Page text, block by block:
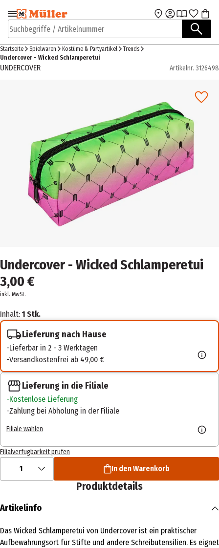
Zur Navigation
springen
Zum Hauptinhalt
Suchbegriffe / Artikelnummer
Startseite Spielwaren Kostüme & Partyartikel
Trends
Undercover - Wicked Schlamperetui
UNDERCOVER Artikelnr. 3126498
Undercover - Wicked Schlamperetui
3,00 €
inkl. MwSt.
Inhalt: 1 Stk.
Lieferung nach Hause
Lieferbar in 2 - 3 Werktagen
Versandkostenfrei ab 49,00 €
Lieferung in die Filiale
Kostenlose Lieferung
Zahlung bei Abholung in der Filiale
Filiale wählen
Filialverfügbarkeit prüfen
1 In den Warenkorb
Produktdetails
Artikelinfo
Das Wicked Schlamperetui von Undercover ist ein praktischer
Aufbewahrungsort für Stifte und andere Schreibutensilien. Es eignet